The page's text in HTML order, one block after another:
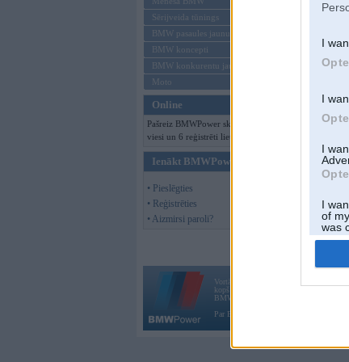
I
I
I
I
of
was
Sērijveida tūnings
BMW pasaules jaunumi
BMW koncepti
BMW konkurentu jaunumi
Moto
Online
Pašreiz BMWPower skatās 148
viesi un 6 reģistrēti lietotāji.
Ienākt BMWPower
• Pieslēgties
• Reģistrēties
• Aizmirsi paroli?
Vortāls BMWPower.lv darbojas
kopš 2002. gada 14. maija. Tas nav auto
BMW AG.
Par BMWPower